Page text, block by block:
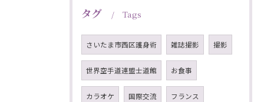
タグ Tags
さいたま市西区護身術 雑誌撮影 撮影
世界空手道連盟士道館 お食事
カラオケ 国際交流 フランス